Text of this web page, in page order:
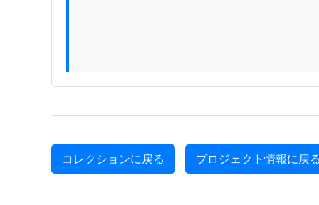
コレクションに戻る プロジェクト情報に戻